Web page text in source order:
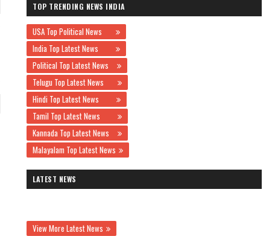
TOP TRENDING NEWS INDIA
USA Top Political News
India Top Latest News
Political Top Latest News
Telugu Top Latest News
Hindi Top Latest News
Tamil Top Latest News
Kannada Top Latest News
Malayalam Top Latest News
LATEST NEWS
View More Latest News